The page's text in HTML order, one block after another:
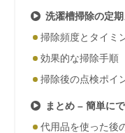
洗濯槽掃除の定
掃除頻度とタイミ
効果的な掃除手順
掃除後の点検ポイ
まとめ – 簡単に
代用品を使った後